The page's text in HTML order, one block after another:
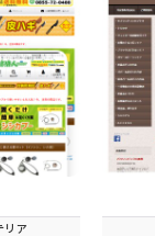
リア